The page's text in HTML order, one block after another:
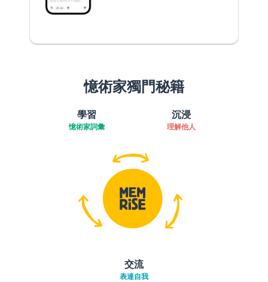
憶術家獨門秘籍
學習
憶術家詞彙
沉浸
理解他人
交流
表達自我